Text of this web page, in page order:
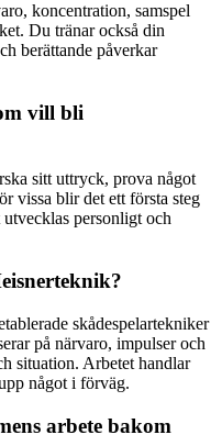
koncentration, samspel
Du tränar också din
berättande påverkar
vill bli
sitt uttryck, prova något
vissa blir det ett första steg
personligt och
skådespelartekniker
på närvaro, impulser och
situation. Arbetet handlar
något i förväg.
arbete bakom